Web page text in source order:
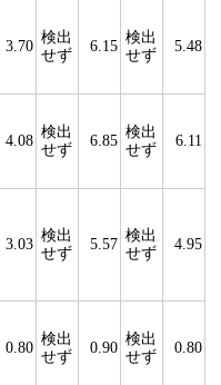
3.70
検出
せず
6.15
検出
せず
5.48
4.08
検出
せず
6.85
検出
せず
6.11
3.03
検出
せず
5.57
検出
せず
4.95
0.80
検出
せず
0.90
検出
せず
0.80